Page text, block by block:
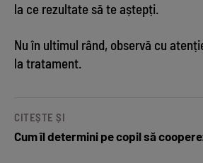
la ce rezultate să te aștepți.
Nu în ultimul rând, observă cu
la tratament.
CITEȘTE ȘI
Cum îl determini pe copil să